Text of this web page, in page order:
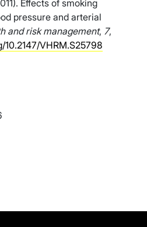
Effects of smoking
pressure and arterial
and risk management, 7,
10.2147/VHRM.S25798